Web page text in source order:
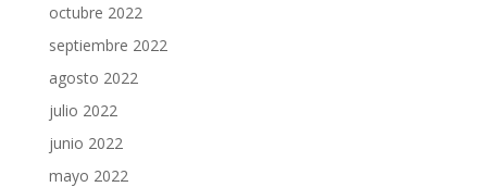
octubre 2022
septiembre 2022
agosto 2022
julio 2022
junio 2022
mayo 2022